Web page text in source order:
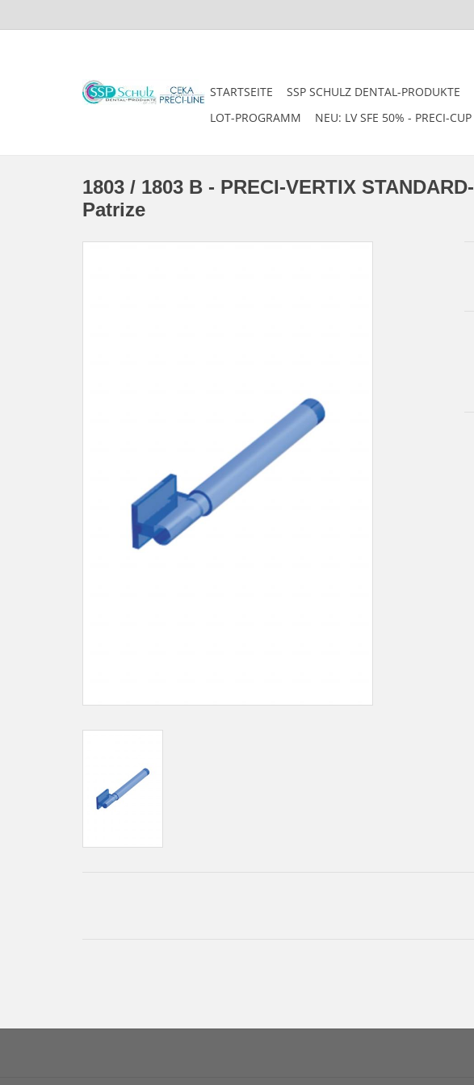
STARTSEITE SSP SCHULZ DENTAL-PRODUKTE
LOT-PROGRAMM
NEU: LV SFE 50% - PRECI-CUP
1803 / 1803 B - PRECI-VERTIX STANDARD-
Patrize